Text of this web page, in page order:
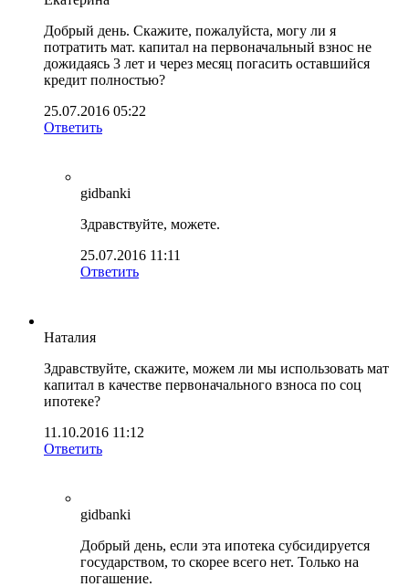
Добрый день. Скажите, пожалуйста, могу ли я
потратить мат. капитал на первоначальный взнос не
дожидаясь 3 лет и через месяц погасить оставшийся
кредит полностью?
25.07.2016 05:22
Ответить
gidbanki
Здравствуйте, можете.
25.07.2016 11:11
Ответить
Наталия
Здравствуйте, скажите, можем ли мы использовать мат
капитал в качестве первоначального взноса по соц
ипотеке?
11.10.2016 11:12
Ответить
gidbanki
Добрый день, если эта ипотека субсидируется
государством, то скорее всего нет. Только на
погашение.